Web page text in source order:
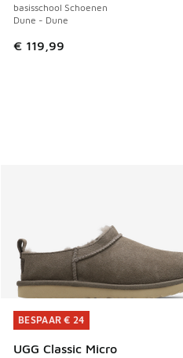
basisschool Schoenen
Dune - Dune
€ 119,99
BESPAAR € 24
UGG Classic Micro
BESPAAR € 24